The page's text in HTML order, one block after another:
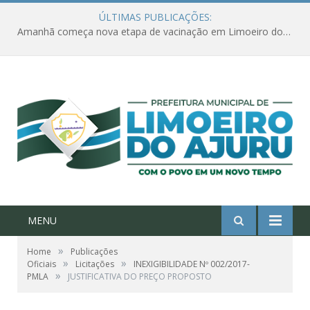
ÚLTIMAS PUBLICAÇÕES:
Amanhã começa nova etapa de vacinação em Limoeiro do Ajuru para idosos com 65 ou mais
MENU
Home »
Publicações
Oficiais » Licitações »
INEXIGIBILIDADE Nº 002/2017-
PMLA » JUSTIFICATIVA DO PREÇO PROPOSTO